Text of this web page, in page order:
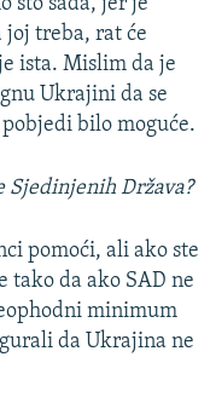
joj treba, rat će
ista. Mislim da je
Ukrajini da se
bilo moguće.
Sjedinjenih Država?
pomoći, ali ako ste
tako da ako SAD ne
minimum
da Ukrajina ne